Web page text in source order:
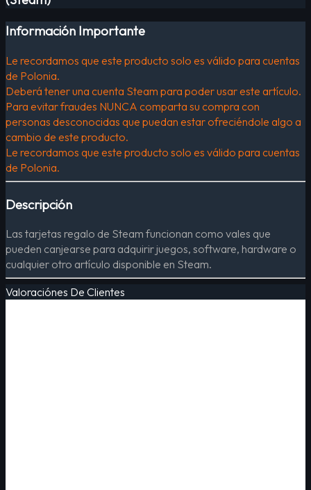
Información Importante
Le recordamos que este producto solo es válido para cuentas
de Polonia.
Deberá tener una cuenta Steam para poder usar este artículo.
Para evitar fraudes NUNCA comparta su compra con
personas desconocidas que puedan estar ofreciéndole algo a
cambio de este producto.
Le recordamos que este producto solo es válido para cuentas
de Polonia.
Descripción
Las tarjetas regalo de Steam funcionan como vales que
pueden canjearse para adquirir juegos, software, hardware o
cualquier otro artículo disponible en Steam.
Valoraciónes De Clientes